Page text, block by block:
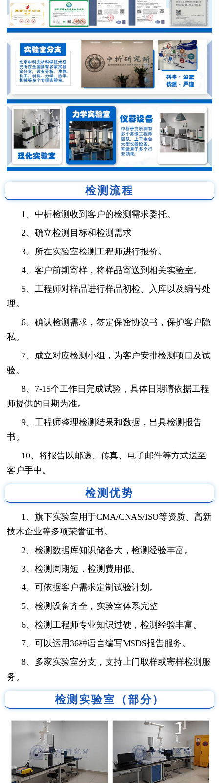
检测流程
1、中析检测收到客户的检测需求委托。
2、确立检测目标和检测需求
3、所在实验室检测工程师进行报价。
4、客户前期寄样，将样品寄送到相关实验室。
5、工程师对样品进行样品初检、入库以及编号处
理。
6、确认检测需求，签定保密协议书，保护客户隐
私。
7、成立对应检测小组，为客户安排检测项目及试
验。
8、7-15个工作日完成试验，具体日期请依据工程
师提供的日期为准。
9、工程师整理检测结果和数据，出具检测报告
书。
10、将报告以邮递、传真、电子邮件等方式送至
客户手中。
检测优势
1、旗下实验室用于CMA/CNAS/ISO等资质、高新
技术企业等多项荣誉证书。
2、检测数据库知识储备大，检测经验丰富。
3、检测周期短，检测费用低。
4、可依据客户需求定制试验计划。
5、检测设备齐全，实验室体系完整
6、检测工程师专业知识过硬，检测经验丰富。
7、可以运用36种语言编写MSDS报告服务。
8、多家实验室分支，支持上门取样或寄样检测服
务。
检测实验室（部分）